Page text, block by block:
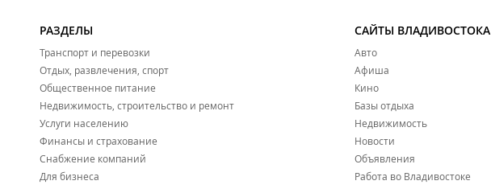
РАЗДЕЛЫ
Транспорт и перевозки
Отдых, развлечения, спорт
Общественное питание
Недвижимость, строительство и ремонт
Услуги населению
Финансы и страхование
Снабжение компаний
Для бизнеса
САЙТЫ ВЛАДИВОСТОКА
Авто
Афиша
Кино
Базы отдыха
Недвижимость
Новости
Объявления
Работа во Владивостоке